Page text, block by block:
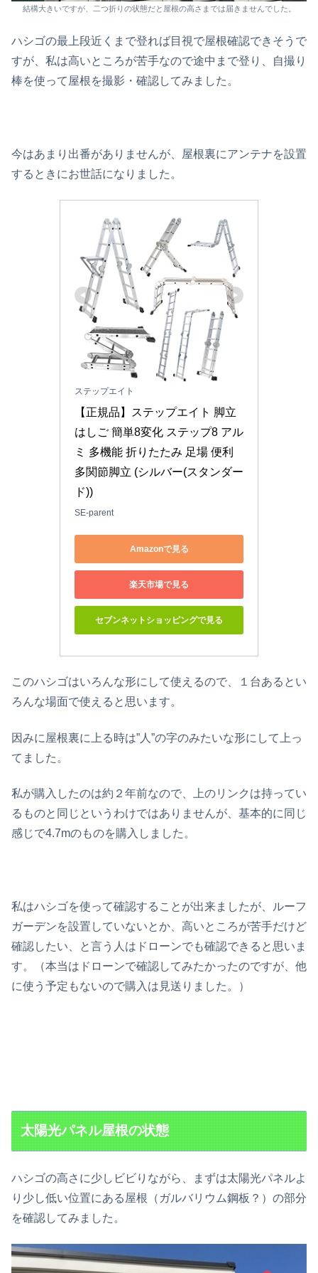
結構大きいですが、二つ折りの状態だと屋根の高さまでは届きませんでした。
ハシゴの最上段近くまで登れば目視で屋根確認できそうで
すが、私は高いところが苦手なので途中まで登り、自撮り
棒を使って屋根を撮影・確認してみました。
今はあまり出番がありませんが、屋根裏にアンテナを設置
するときにお世話になりました。
ステップエイト
【正規品】ステップエイト 脚立
はしご 簡単8変化 ステップ8 アル
ミ 多機能 折りたたみ 足場 便利
多関節脚立 (シルバー(スタンダー
ド))
SE-parent
Amazonで見る
楽天市場で見る
セブンネットショッピングで見る
このハシゴはいろんな形にして使えるので、１台あるとい
ろんな場面で使えると思います。
因みに屋根裏に上る時は”人”の字のみたいな形にして上っ
てました。
私が購入したのは約２年前なので、上のリンクは持ってい
るものと同じというわけではありませんが、基本的に同じ
感じで4.7mのものを購入しました。
私はハシゴを使って確認することが出来ましたが、ルーフ
ガーデンを設置していないとか、高いところが苦手だけど
確認したい、と言う人はドローンでも確認できると思いま
す。（本当はドローンで確認してみたかったのですが、他
に使う予定もないので購入は見送りました。）
太陽光パネル屋根の状態
ハシゴの高さに少しビビりながら、まずは太陽光パネルよ
り少し低い位置にある屋根（ガルバリウム鋼板？）の部分
を確認してみました。